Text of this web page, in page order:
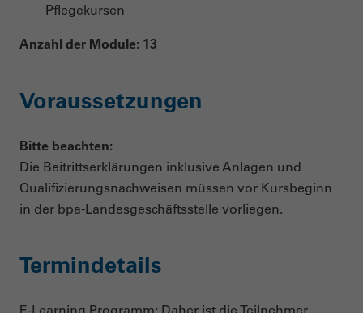
Pflegekursen
Anzahl der Module: 13
Voraussetzungen
Bitte beachten:
Die Beitrittserklärungen inklusive Anlagen und
Qualifizierungsnachweisen müssen vor Kursbeginn
in der bpa-Landesgeschäftsstelle vorliegen.
Termindetails